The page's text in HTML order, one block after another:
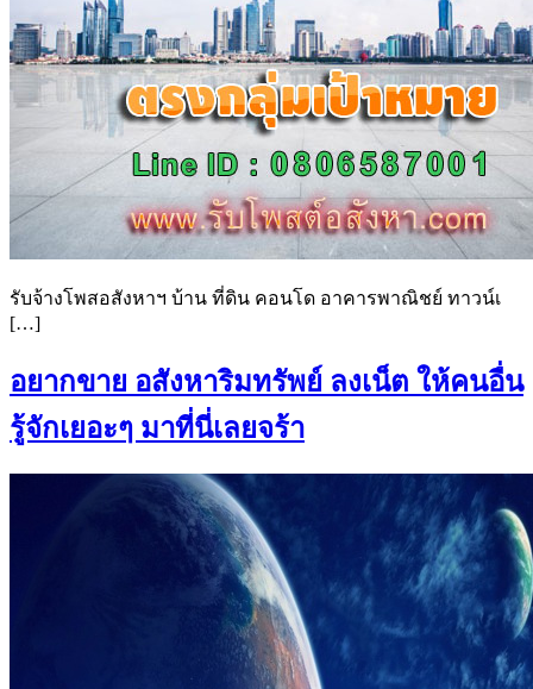
รับจ้างโพสอสังหาฯ บ้าน ที่ดิน คอนโด อาคารพาณิชย์ ทาวน์เ
[…]
อยากขาย อสังหาริมทรัพย์ ลงเน็ต ให้คนอื่น
รู้จักเยอะๆ มาที่นี่เลยจร้า